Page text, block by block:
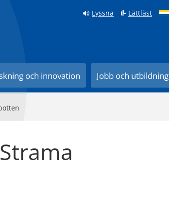
Lyssna Lättläst
och innovation Jobb och utbildning